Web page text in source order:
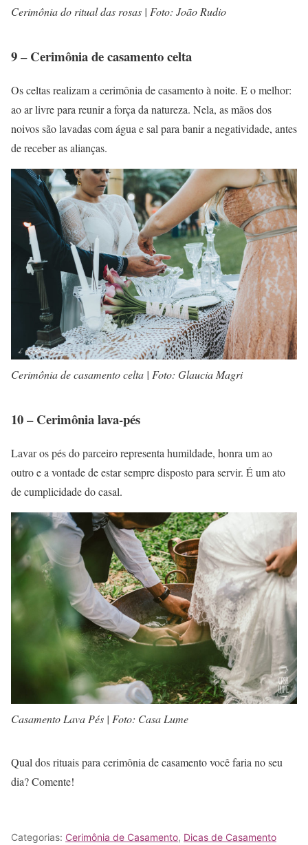
Cerimônia do ritual das rosas | Foto: João Rudio
9 – Cerimônia de casamento celta
Os celtas realizam a cerimônia de casamento à noite. E o melhor:
ao ar livre para reunir a força da natureza. Nela, as mãos dos
noivos são lavadas com água e sal para banir a negatividade, antes
de receber as alianças.
Cerimônia de casamento celta | Foto: Glaucia Magri
10 – Cerimônia lava-pés
Lavar os pés do parceiro representa humildade, honra um ao
outro e a vontade de estar sempre disposto para servir. É um ato
de cumplicidade do casal.
Casamento Lava Pés | Foto: Casa Lume
Qual dos rituais para cerimônia de casamento você faria no seu
dia? Comente!
Categorias: Cerimônia de Casamento, Dicas de Casamento